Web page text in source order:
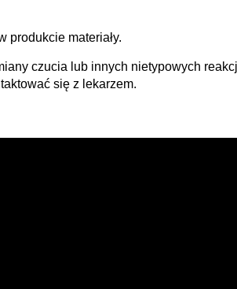
produkcie materiały.
czucia lub innych nietypowych
się z lekarzem.